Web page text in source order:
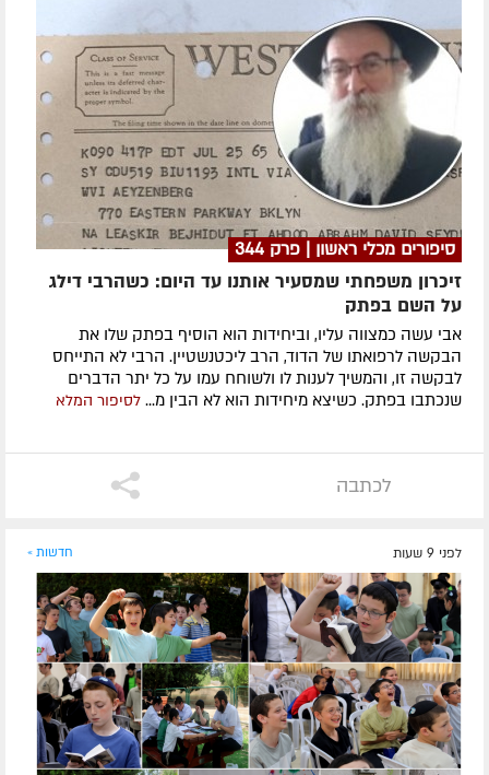
סיפורים מכלי ראשון | פרק 344
זיכרון משפחתי שמסעיר אותנו עד היום: כשהרבי דילג
על השם בפתק
אבי עשה כמצווה עליו, וביחידות הוא הוסיף בפתק שלו את
הבקשה לרפואתו של הדוד, הרב ליכטנשטיין. הרבי לא התייחס
לבקשה זו, והמשיך לענות לו ולשוחח עמו על כל יתר הדברים
שנכתבו בפתק. כשיצא מיחידות הוא לא הבין מ... לסיפור המלא
לכתבה
לפני 9 שעות חדשות »